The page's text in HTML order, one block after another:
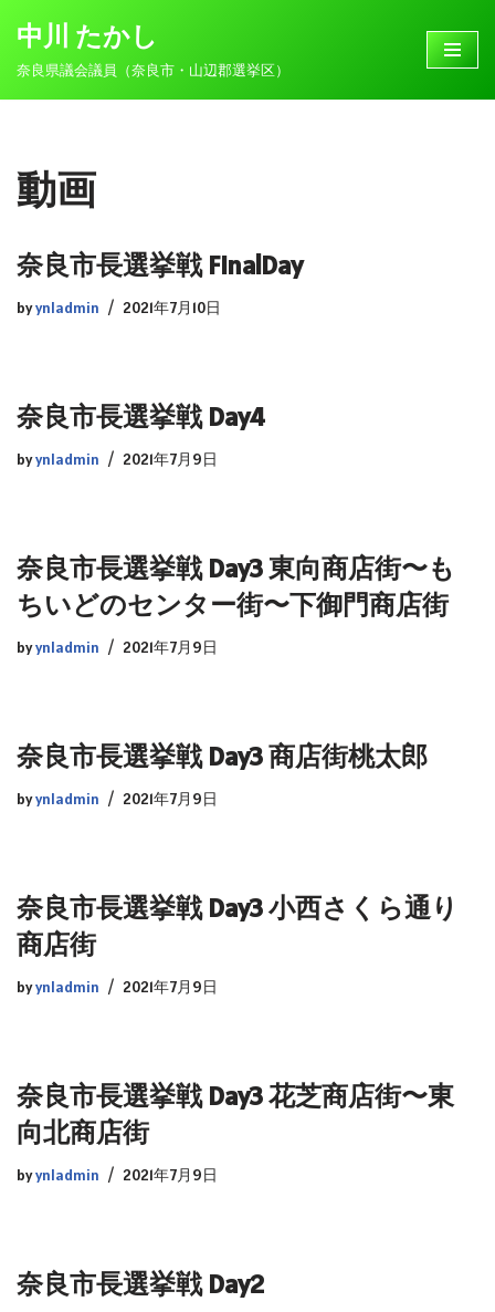
コ
へ
ッ
プ
中川 たかし
奈良県議会議員（奈良市・山辺郡選挙区）
動画
奈良市長選挙戦 FinalDay
byynladmin 2021年7月10日
奈良市長選挙戦 Day4
byynladmin 2021年7月9日
奈良市長選挙戦 Day3 東向商店街〜も
ちいどのセンター街〜下御門商店街
byynladmin 2021年7月9日
奈良市長選挙戦 Day3 商店街桃太郎
byynladmin 2021年7月9日
奈良市長選挙戦 Day3 小西さくら通り
商店街
byynladmin 2021年7月9日
奈良市長選挙戦 Day3 花芝商店街〜東
向北商店街
byynladmin 2021年7月9日
奈良市長選挙戦 Day2